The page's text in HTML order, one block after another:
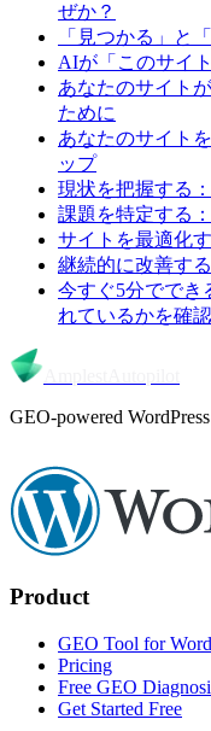
ぜか？
「見つかる」と
AIが「このサイ
あなたのサイト
ために
あなたのサイト
ップ
現状を把握する：
課題を特定する
サイトを最適化
継続的に改善す
今すぐ5分ででき
れているかを確
GEO-powered
Product
GEO Tool for
Pricing
Free GEO
Get Started Free